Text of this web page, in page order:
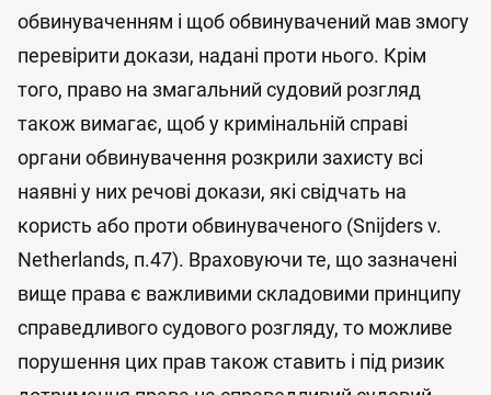
обвинуваченням і щоб обвинувачений мав змогу
перевірити докази, надані проти нього. Крім
того, право на змагальний судовий розгляд
також вимагає, щоб у кримінальній справі
органи обвинувачення розкрили захисту всі
наявні у них речові докази, які свідчать на
користь або проти обвинуваченого (Snijders v.
Netherlands, п.47). Враховуючи те, що зазначені
вище права є важливими складовими принципу
справедливого судового розгляду, то можливе
порушення цих прав також ставить і під ризик